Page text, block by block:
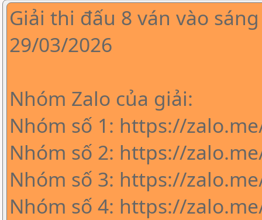
Giải thi đấu 8 ván vào
29/03/2026
Nhóm Zalo của giải:
Nhóm số 1: https://
Nhóm số 2: https://
Nhóm số 3: https://
Nhóm số 4: https://